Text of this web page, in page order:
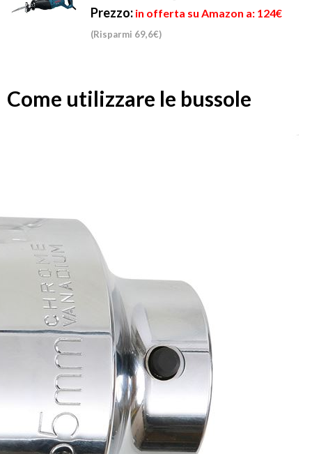
Prezzo: in offerta su Amazon a: 124€
(Risparmi 69,6€)
Come utilizzare le bussole